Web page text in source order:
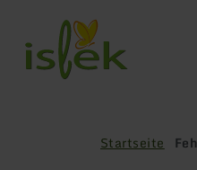
Startseite
Startseite